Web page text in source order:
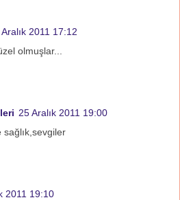
Aralık 2011 17:12
olmuşlar...
25 Aralık 2011 19:00
2011 19:10